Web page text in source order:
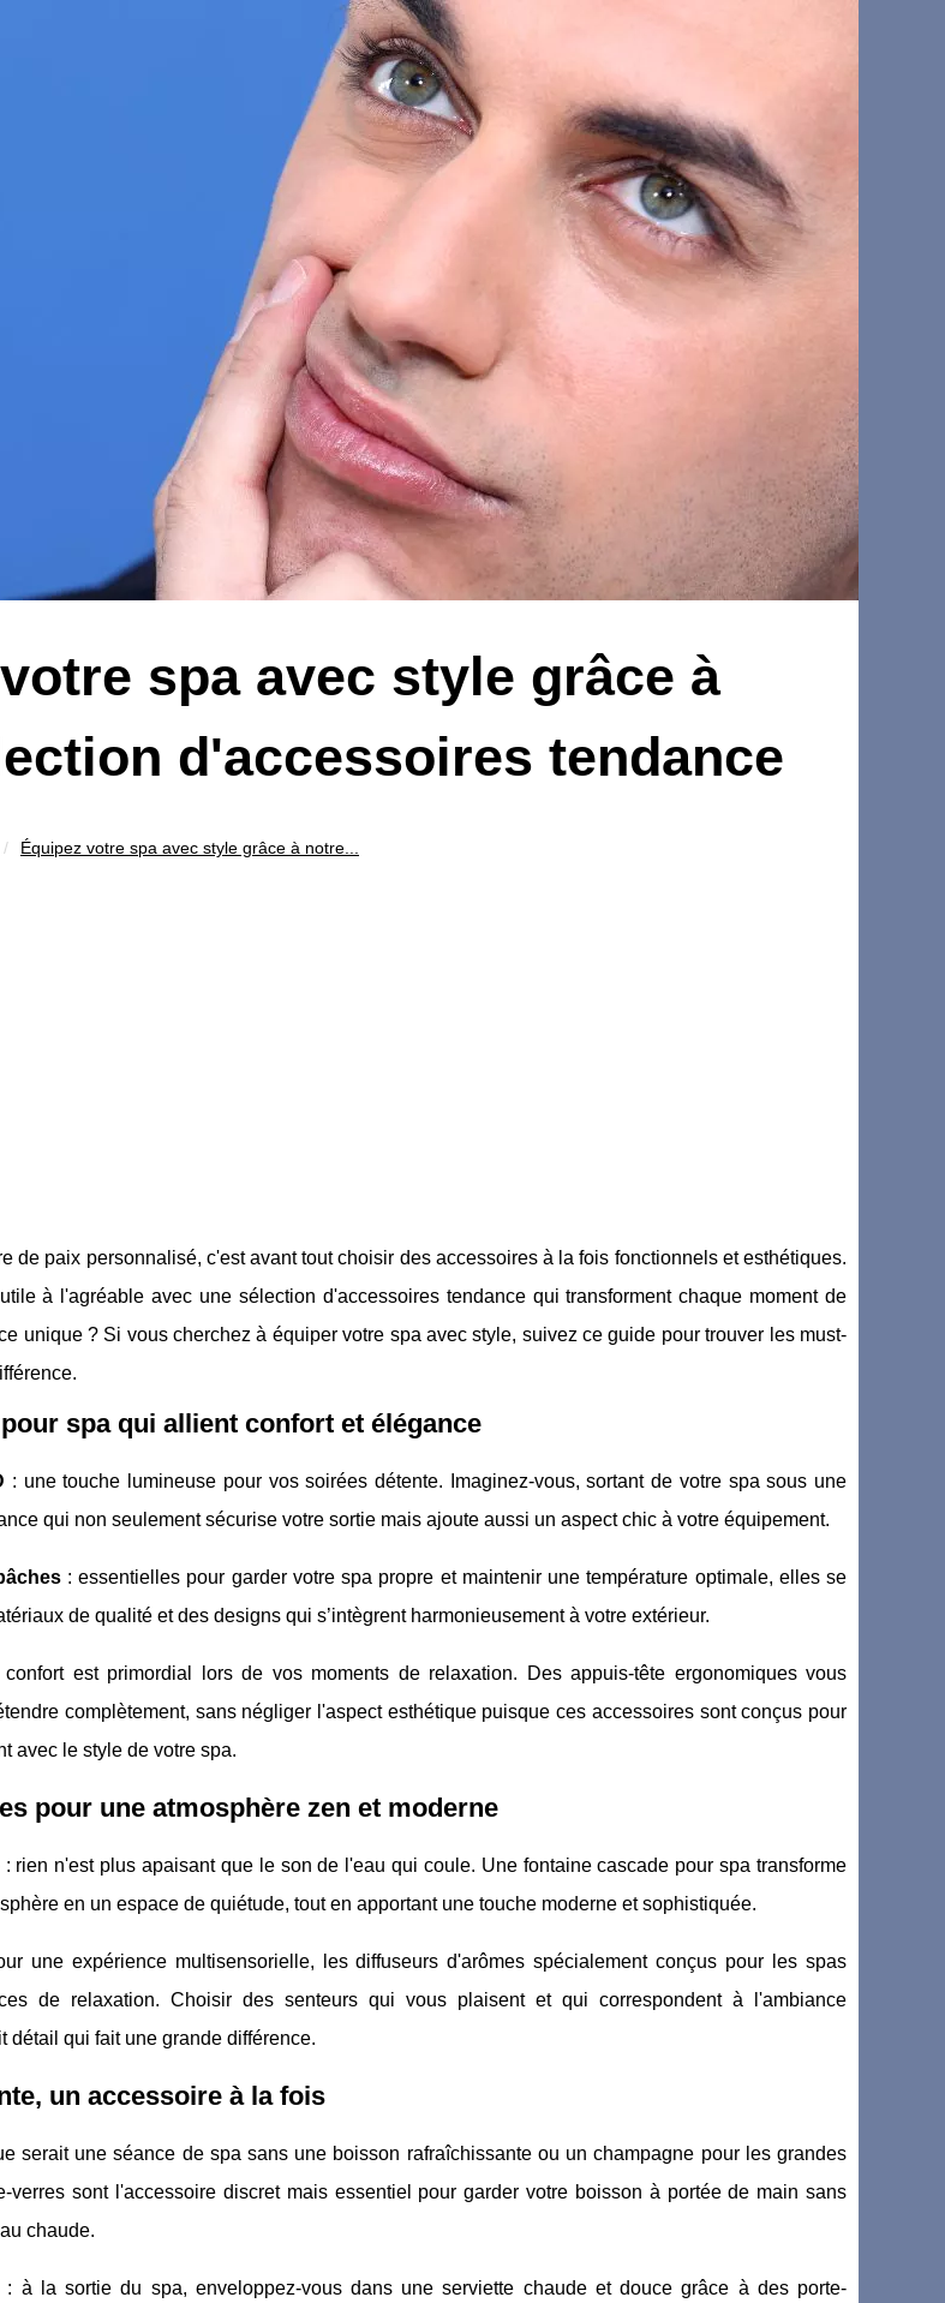
spa avec style grâce à
d'accessoires tendance
Équipez votre spa avec style grâce à notre...
de paix personnalisé, c'est avant tout choisir des accessoires à la fois fonctionnels et esthétiques.
à l'agréable avec une sélection d'accessoires tendance qui transforment chaque moment de
unique ? Si vous cherchez à équiper votre spa avec style, suivez ce guide pour trouver les must-
spa qui allient confort et élégance
: une touche lumineuse pour vos soirées détente. Imaginez-vous, sortant de votre spa sous une
qui non seulement sécurise votre sortie mais ajoute aussi un aspect chic à votre équipement.
: essentielles pour garder votre spa propre et maintenir une température optimale, elles se
de qualité et des designs qui s’intègrent harmonieusement à votre extérieur.
est primordial lors de vos moments de relaxation. Des appuis-tête ergonomiques vous
complètement, sans négliger l'aspect esthétique puisque ces accessoires sont conçus pour
avec le style de votre spa.
pour une atmosphère zen et moderne
: rien n'est plus apaisant que le son de l'eau qui coule. Une fontaine cascade pour spa transforme
en un espace de quiétude, tout en apportant une touche moderne et sophistiquée.
une expérience multisensorielle, les diffuseurs d'arômes spécialement conçus pour les spas
de relaxation. Choisir des senteurs qui vous plaisent et qui correspondent à l'ambiance
détail qui fait une grande différence.
un accessoire à la fois
serait une séance de spa sans une boisson rafraîchissante ou un champagne pour les grandes
verres sont l'accessoire discret mais essentiel pour garder votre boisson à portée de main sans
chaude.
: à la sortie du spa, enveloppez-vous dans une serviette chaude et douce grâce à des porte-